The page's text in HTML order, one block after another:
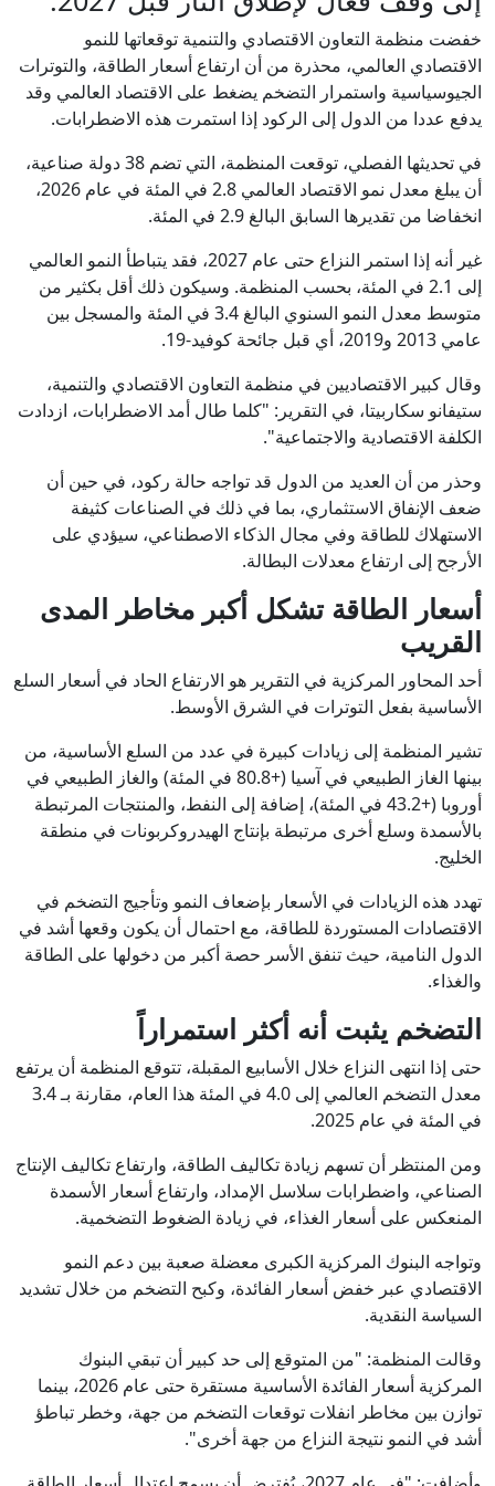
خفضت منظمة التعاون الاقتصادي والتنمية توقعاتها للنمو
الاقتصادي العالمي، محذرة من أن ارتفاع أسعار الطاقة، والتوترات
الجيوسياسية واستمرار التضخم يضغط على الاقتصاد العالمي وقد
يدفع عددا من الدول إلى الركود إذا استمرت هذه الاضطرابات.
في تحديثها الفصلي، توقعت المنظمة، التي تضم 38 دولة صناعية،
أن يبلغ معدل نمو الاقتصاد العالمي 2.8 في المئة في عام 2026،
انخفاضا من تقديرها السابق البالغ 2.9 في المئة.
غير أنه إذا استمر النزاع حتى عام 2027، فقد يتباطأ النمو العالمي
إلى 2.1 في المئة، بحسب المنظمة. وسيكون ذلك أقل بكثير من
متوسط معدل النمو السنوي البالغ 3.4 في المئة والمسجل بين
عامي 2013 و2019، أي قبل جائحة كوفيد-19.
وقال كبير الاقتصاديين في منظمة التعاون الاقتصادي والتنمية،
ستيفانو سكاربيتا، في التقرير: "كلما طال أمد الاضطرابات، ازدادت
الكلفة الاقتصادية والاجتماعية".
وحذر من أن العديد من الدول قد تواجه حالة ركود، في حين أن
ضعف الإنفاق الاستثماري، بما في ذلك في الصناعات كثيفة
الاستهلاك للطاقة وفي مجال الذكاء الاصطناعي، سيؤدي على
الأرجح إلى ارتفاع معدلات البطالة.
أسعار الطاقة تشكل أكبر مخاطر المدى
القريب
أحد المحاور المركزية في التقرير هو الارتفاع الحاد في أسعار السلع
الأساسية بفعل التوترات في الشرق الأوسط.
تشير المنظمة إلى زيادات كبيرة في عدد من السلع الأساسية، من
بينها الغاز الطبيعي في آسيا (+80.8 في المئة) والغاز الطبيعي في
أوروبا (+43.2 في المئة)، إضافة إلى النفط، والمنتجات المرتبطة
بالأسمدة وسلع أخرى مرتبطة بإنتاج الهيدروكربونات في منطقة
الخليج.
تهدد هذه الزيادات في الأسعار بإضعاف النمو وتأجيج التضخم في
الاقتصادات المستوردة للطاقة، مع احتمال أن يكون وقعها أشد في
الدول النامية، حيث تنفق الأسر حصة أكبر من دخولها على الطاقة
والغذاء.
التضخم يثبت أنه أكثر استمراراً
حتى إذا انتهى النزاع خلال الأسابيع المقبلة، تتوقع المنظمة أن يرتفع
معدل التضخم العالمي إلى 4.0 في المئة هذا العام، مقارنة بـ 3.4
في المئة في عام 2025.
ومن المنتظر أن تسهم زيادة تكاليف الطاقة، وارتفاع تكاليف الإنتاج
الصناعي، واضطرابات سلاسل الإمداد، وارتفاع أسعار الأسمدة
المنعكس على أسعار الغذاء، في زيادة الضغوط التضخمية.
وتواجه البنوك المركزية الكبرى معضلة صعبة بين دعم النمو
الاقتصادي عبر خفض أسعار الفائدة، وكبح التضخم من خلال تشديد
السياسة النقدية.
وقالت المنظمة: "من المتوقع إلى حد كبير أن تبقي البنوك
المركزية أسعار الفائدة الأساسية مستقرة حتى عام 2026، بينما
توازن بين مخاطر انفلات توقعات التضخم من جهة، وخطر تباطؤ
أشد في النمو نتيجة النزاع من جهة أخرى".